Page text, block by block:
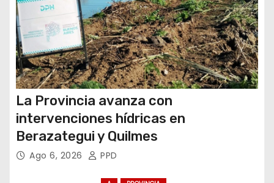
s
La Provincia avanza con
intervenciones hídricas en
Berazategui y Quilmes
Ago 6, 2026 PPD